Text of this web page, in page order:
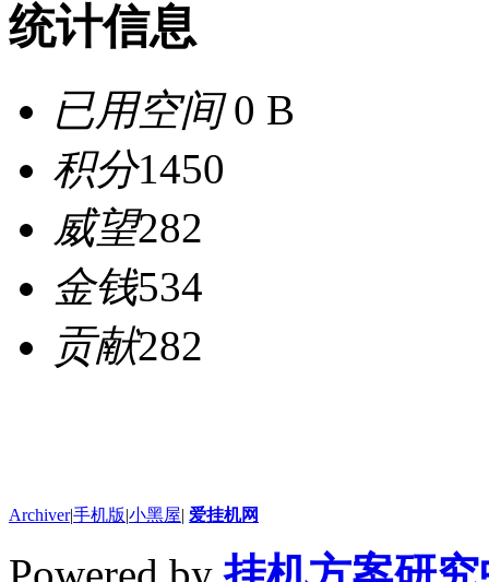
统计信息
已用空间0 B
积分1450
威望282
金钱534
贡献282
Archiver|手机版|小黑屋| 爱挂机网